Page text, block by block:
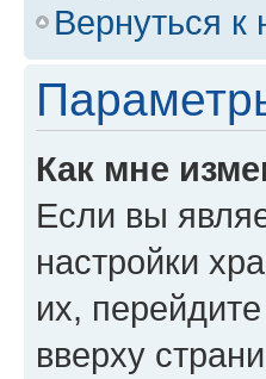
Вернуться к
Как мне
Если вы
настройки
их,
вверху